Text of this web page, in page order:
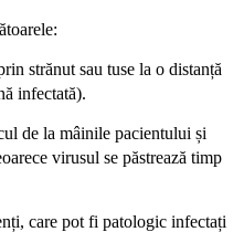
strănut sau tuse la o distanță
infectată).
de la mâinile pacientului și
virusul se păstrează timp
care pot fi patologic infectați